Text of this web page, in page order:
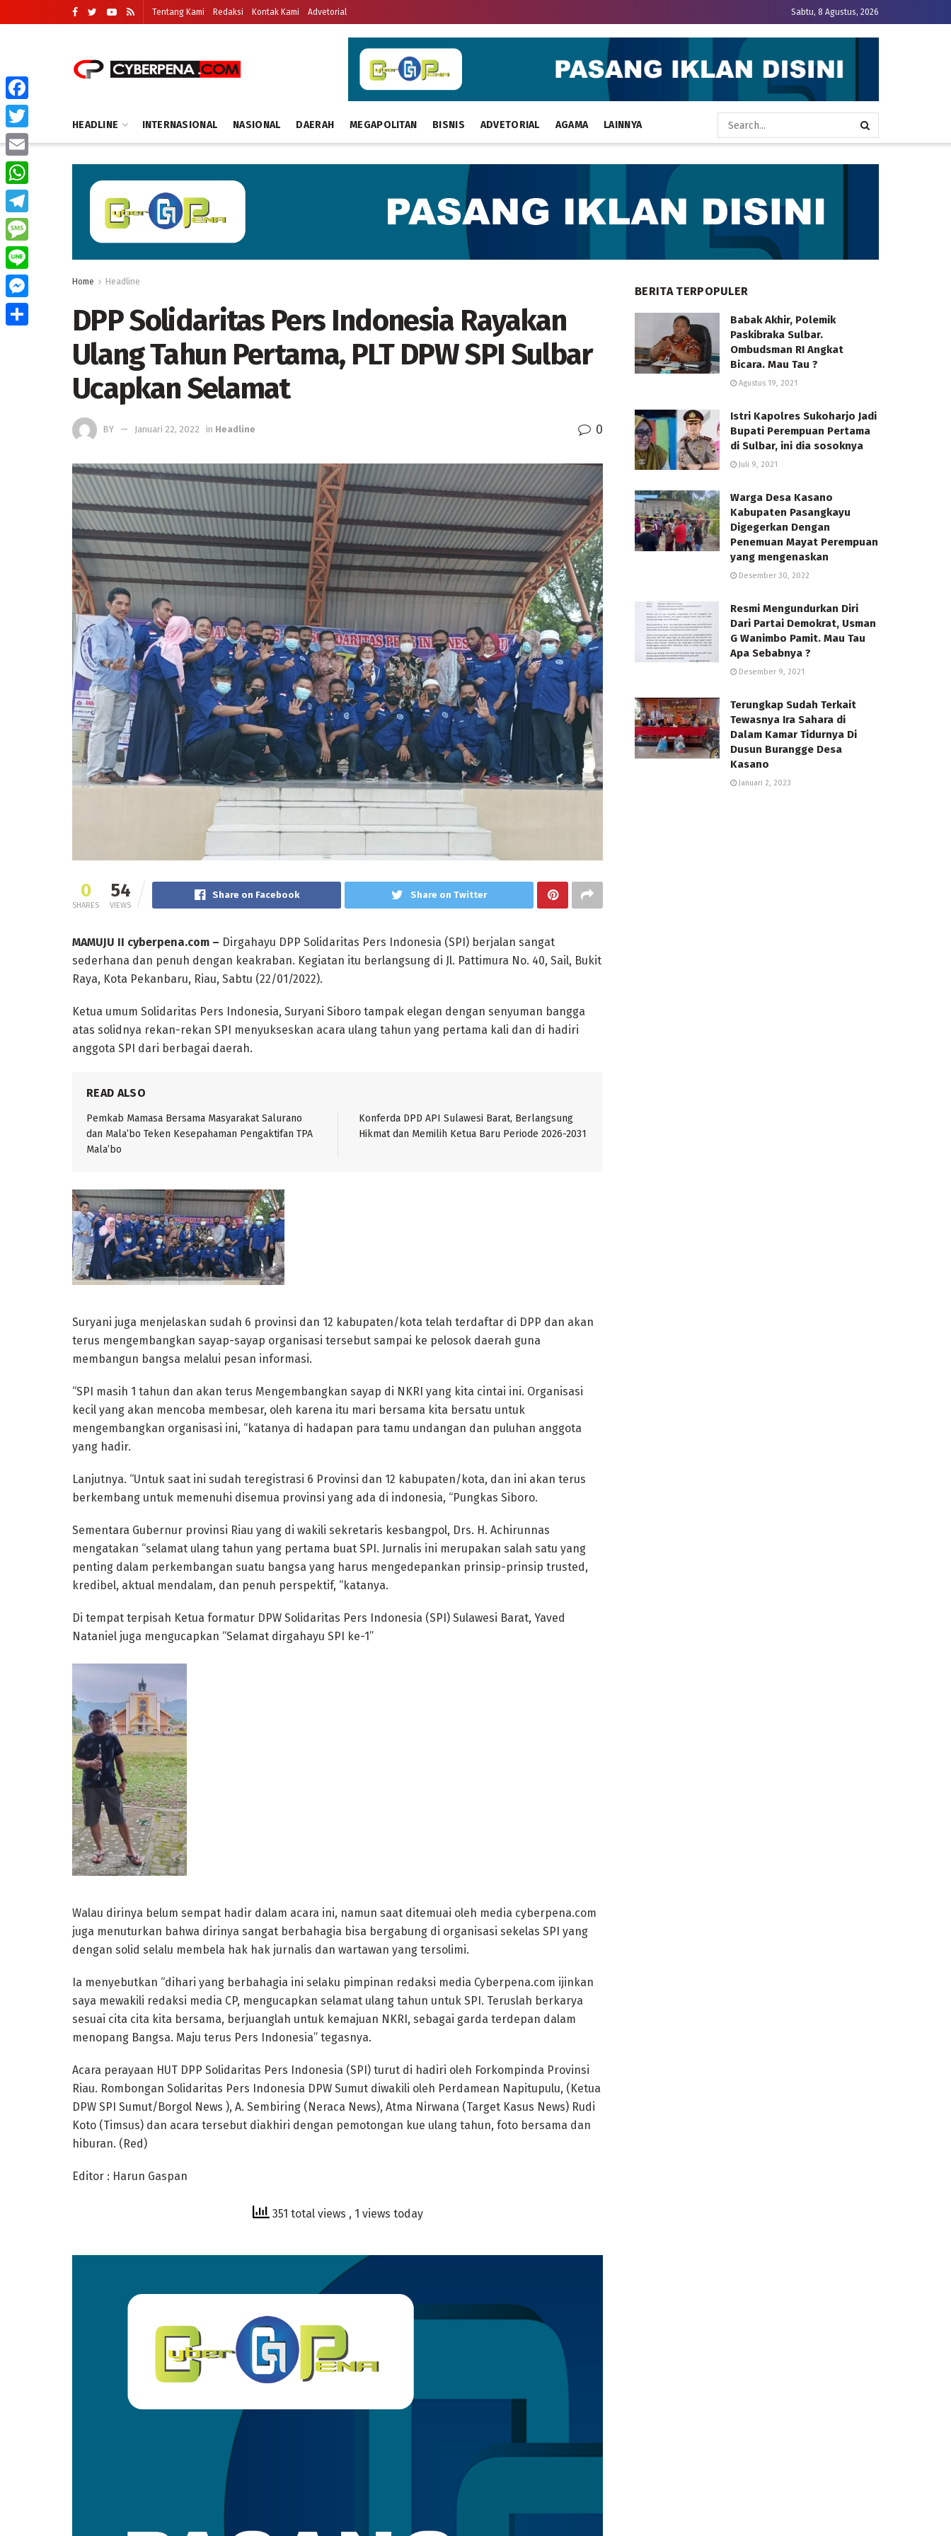
Tentang Kami Redaksi Kontak Kami Advetorial Sabtu, 8 Agustus, 2026
HEADLINE INTERNASIONAL NASIONAL DAERAH MEGAPOLITAN BISNIS ADVETORIAL AGAMA LAINNYA
Home Headline
DPP Solidaritas Pers Indonesia Rayakan
Ulang Tahun Pertama, PLT DPW SPI Sulbar
Ucapkan Selamat
BY Januari 22, 2022 in Headline 0
0
SHARES
54
VIEWS
Share on Facebook Share on Twitter
MAMUJU II cyberpena.com – Dirgahayu DPP Solidaritas Pers Indonesia (SPI) berjalan sangat
sederhana dan penuh dengan keakraban. Kegiatan itu berlangsung di Jl. Pattimura No. 40, Sail, Bukit
Raya, Kota Pekanbaru, Riau, Sabtu (22/01/2022).
Ketua umum Solidaritas Pers Indonesia, Suryani Siboro tampak elegan dengan senyuman bangga
atas solidnya rekan-rekan SPI menyukseskan acara ulang tahun yang pertama kali dan di hadiri
anggota SPI dari berbagai daerah.
READ ALSO
Pemkab Mamasa Bersama Masyarakat Salurano
dan Mala’bo Teken Kesepahaman Pengaktifan TPA
Mala’bo
Konferda DPD API Sulawesi Barat, Berlangsung
Hikmat dan Memilih Ketua Baru Periode 2026-2031
Suryani juga menjelaskan sudah 6 provinsi dan 12 kabupaten/kota telah terdaftar di DPP dan akan
terus mengembangkan sayap-sayap organisasi tersebut sampai ke pelosok daerah guna
membangun bangsa melalui pesan informasi.
“SPI masih 1 tahun dan akan terus Mengembangkan sayap di NKRI yang kita cintai ini. Organisasi
kecil yang akan mencoba membesar, oleh karena itu mari bersama kita bersatu untuk
mengembangkan organisasi ini, “katanya di hadapan para tamu undangan dan puluhan anggota
yang hadir.
Lanjutnya. “Untuk saat ini sudah teregistrasi 6 Provinsi dan 12 kabupaten/kota, dan ini akan terus
berkembang untuk memenuhi disemua provinsi yang ada di indonesia, “Pungkas Siboro.
Sementara Gubernur provinsi Riau yang di wakili sekretaris kesbangpol, Drs. H. Achirunnas
mengatakan “selamat ulang tahun yang pertama buat SPI. Jurnalis ini merupakan salah satu yang
penting dalam perkembangan suatu bangsa yang harus mengedepankan prinsip-prinsip trusted,
kredibel, aktual mendalam, dan penuh perspektif, “katanya.
Di tempat terpisah Ketua formatur DPW Solidaritas Pers Indonesia (SPI) Sulawesi Barat, Yaved
Nataniel juga mengucapkan “Selamat dirgahayu SPI ke-1”
Walau dirinya belum sempat hadir dalam acara ini, namun saat ditemuai oleh media cyberpena.com
juga menuturkan bahwa dirinya sangat berbahagia bisa bergabung di organisasi sekelas SPI yang
dengan solid selalu membela hak hak jurnalis dan wartawan yang tersolimi.
Ia menyebutkan “dihari yang berbahagia ini selaku pimpinan redaksi media Cyberpena.com ijinkan
saya mewakili redaksi media CP, mengucapkan selamat ulang tahun untuk SPI. Teruslah berkarya
sesuai cita cita kita bersama, berjuanglah untuk kemajuan NKRI, sebagai garda terdepan dalam
menopang Bangsa. Maju terus Pers Indonesia” tegasnya.
Acara perayaan HUT DPP Solidaritas Pers Indonesia (SPI) turut di hadiri oleh Forkompinda Provinsi
Riau. Rombongan Solidaritas Pers Indonesia DPW Sumut diwakili oleh Perdamean Napitupulu, (Ketua
DPW SPI Sumut/Borgol News ), A. Sembiring (Neraca News), Atma Nirwana (Target Kasus News) Rudi
Koto (Timsus) dan acara tersebut diakhiri dengan pemotongan kue ulang tahun, foto bersama dan
hiburan. (Red)
Editor : Harun Gaspan
351 total views , 1 views today
BERITA TERPOPULER
Babak Akhir, Polemik
Paskibraka Sulbar.
Ombudsman RI Angkat
Bicara. Mau Tau ?
Agustus 19, 2021
Istri Kapolres Sukoharjo Jadi
Bupati Perempuan Pertama
di Sulbar, ini dia sosoknya
Juli 9, 2021
Warga Desa Kasano
Kabupaten Pasangkayu
Digegerkan Dengan
Penemuan Mayat Perempuan
yang mengenaskan
Desember 30, 2022
Resmi Mengundurkan Diri
Dari Partai Demokrat, Usman
G Wanimbo Pamit. Mau Tau
Apa Sebabnya ?
Desember 9, 2021
Terungkap Sudah Terkait
Tewasnya Ira Sahara di
Dalam Kamar Tidurnya Di
Dusun Burangge Desa
Kasano
Januari 2, 2023
Facebook
Twitter
Email
WhatsApp
Telegram
Message
Line
Messenger